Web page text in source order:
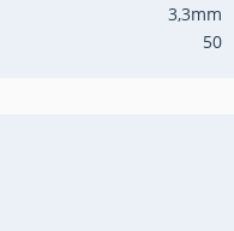
3,3mm
50